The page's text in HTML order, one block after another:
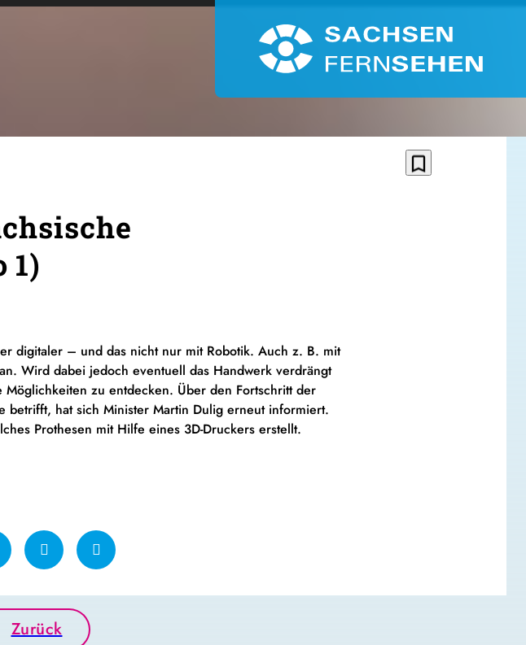
bookmark_border
1)
digitaler – und das nicht nur mit Robotik. Auch z. B. mit
Wird dabei jedoch eventuell das Handwerk verdrängt
zu entdecken. Über den Fortschritt der
betrifft, hat sich Minister Martin Dulig erneut informiert.
Prothesen mit Hilfe eines 3D-Druckers erstellt.
Zurück